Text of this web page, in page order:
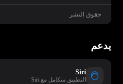
حقوق النشر
يدعم
Siri
التطبيق متكامل مع Siri